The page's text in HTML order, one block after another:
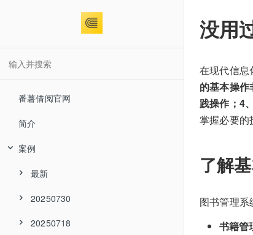
番薯借阅官网
简介
案例
最新
20250730
20250718
没用
在现代信息
的基本操
践操作；4
掌握必要的
了解
图书管理系
书籍管